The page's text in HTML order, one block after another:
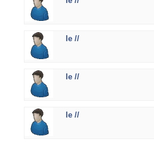
le //
le //
le //